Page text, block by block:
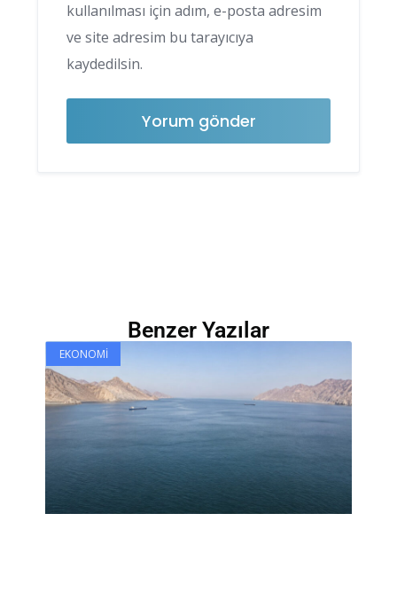
kullanılması için adım, e-posta adresim
ve site adresim bu tarayıcıya
kaydedilsin.
Benzer Yazılar
EKONOMI